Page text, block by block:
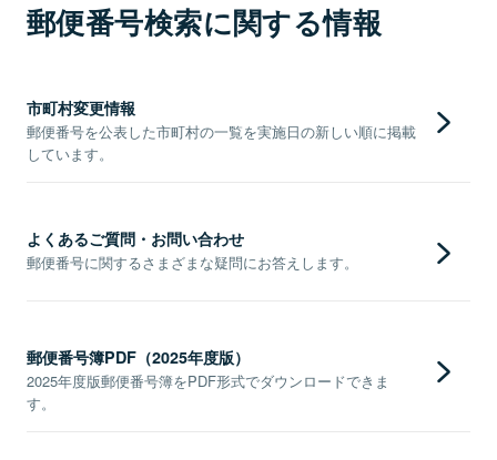
郵便番号検索に関する情報
市町村変更情報
郵便番号を公表した市町村の一覧を実施日の新しい順に掲載
しています。
よくあるご質問・お問い合わせ
郵便番号に関するさまざまな疑問にお答えします。
郵便番号簿PDF（2025年度版）
2025年度版郵便番号簿をPDF形式でダウンロードできま
す。